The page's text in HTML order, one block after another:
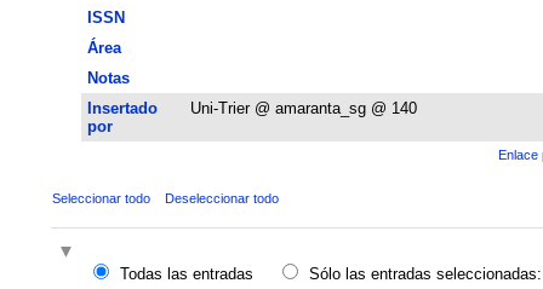
ISSN
Área
Notas
Insertado
por
Uni-Trier @ amaranta_sg @ 140
Enlace
Seleccionar todo Deseleccionar todo
Todas las entradas
Sólo las entradas seleccionadas: